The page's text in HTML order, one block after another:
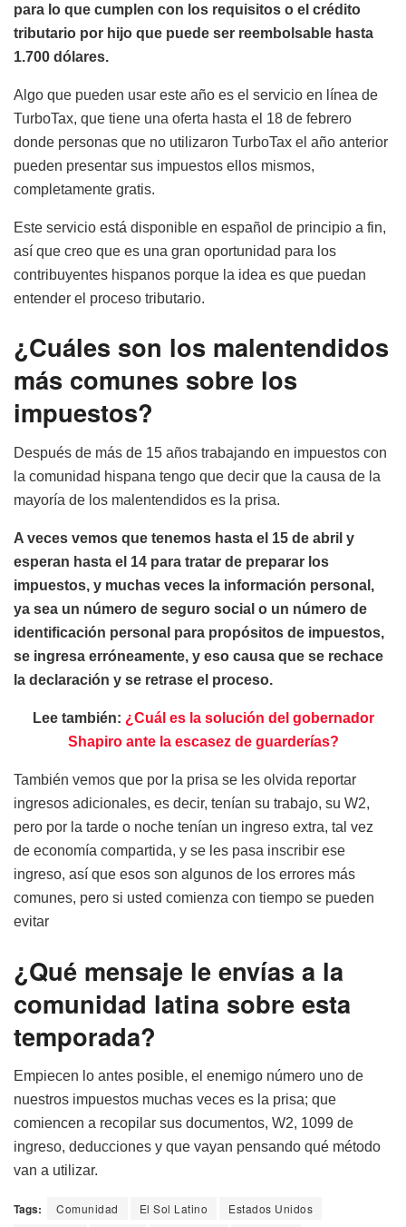
para lo que cumplen con los requisitos o el crédito
tributario por hijo que puede ser reembolsable hasta
1.700 dólares.
Algo que pueden usar este año es el servicio en línea de
TurboTax, que tiene una oferta hasta el 18 de febrero
donde personas que no utilizaron TurboTax el año anterior
pueden presentar sus impuestos ellos mismos,
completamente gratis.
Este servicio está disponible en español de principio a fin,
así que creo que es una gran oportunidad para los
contribuyentes hispanos porque la idea es que puedan
entender el proceso tributario.
¿Cuáles son los malentendidos
más comunes sobre los
impuestos?
Después de más de 15 años trabajando en impuestos con
la comunidad hispana tengo que decir que la causa de la
mayoría de los malentendidos es la prisa.
A veces vemos que tenemos hasta el 15 de abril y
esperan hasta el 14 para tratar de preparar los
impuestos, y muchas veces la información personal,
ya sea un número de seguro social o un número de
identificación personal para propósitos de impuestos,
se ingresa erróneamente, y eso causa que se rechace
la declaración y se retrase el proceso.
Lee también: ¿Cuál es la solución del gobernador
Shapiro ante la escasez de guarderías?
También vemos que por la prisa se les olvida reportar
ingresos adicionales, es decir, tenían su trabajo, su W2,
pero por la tarde o noche tenían un ingreso extra, tal vez
de economía compartida, y se les pasa inscribir ese
ingreso, así que esos son algunos de los errores más
comunes, pero si usted comienza con tiempo se pueden
evitar
¿Qué mensaje le envías a la
comunidad latina sobre esta
temporada?
Empiecen lo antes posible, el enemigo número uno de
nuestros impuestos muchas veces es la prisa; que
comiencen a recopilar sus documentos, W2, 1099 de
ingreso, deducciones y que vayan pensando qué método
van a utilizar.
Tags: Comunidad El Sol Latino
Estados Unidos